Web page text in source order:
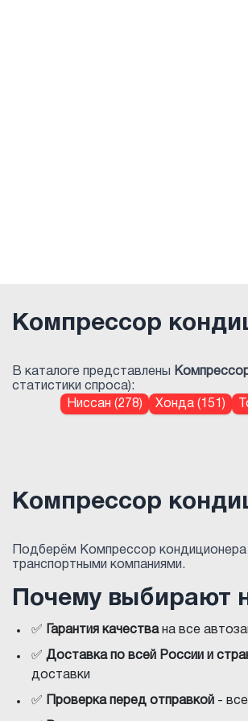
Компрессор
В каталоге представлены
статистики спроса):
Ниссан (278)
Хонда (151)
Компрессор
Подберём Компрессор
транспортными компаниями.
Почему выбирают
✅ Гарантия качествана все
✅ Доставка по всей России и
доставки
✅ Проверка перед отправкой -